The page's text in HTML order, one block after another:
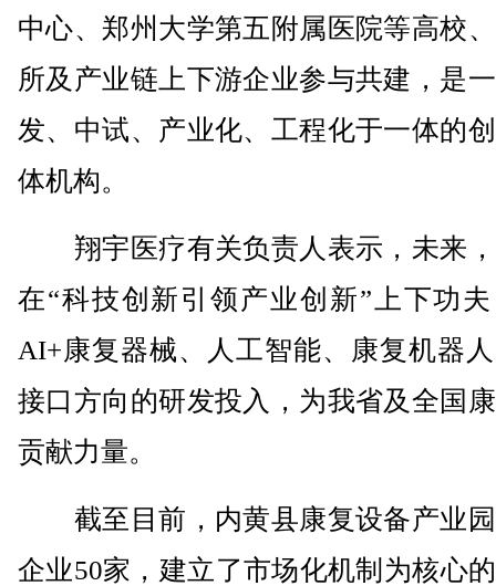
中心、郑州大学第五附属医院等高校
所及产业链上下游企业参与共建，是
发、中试、产业化、工程化于一体的
体机构。
翔宇医疗有关负责人表示，未来
在“科技创新引领产业创新”上下功
AI+康复器械、人工智能、康复机器
接口方向的研发投入，为我省及全国
贡献力量。
截至目前，内黄县康复设备产业
企业50家，建立了市场化机制为核心